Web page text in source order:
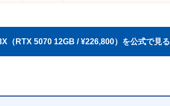
（RTX 5070 12GB / ¥226,800）を公式で見る